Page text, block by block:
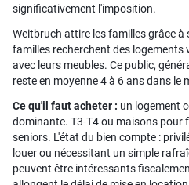
significativement l'imposition.
Weitbruch attire les familles grâce à
familles recherchent des logements
avec leurs meubles. Ce public,
reste en moyenne 4 à 6 ans dans le
Ce qu'il faut acheter : un logement
dominante. T3-T4 ou maisons pour
seniors. L'état du bien compte :
louer ou nécessitant un simple
peuvent être intéressants